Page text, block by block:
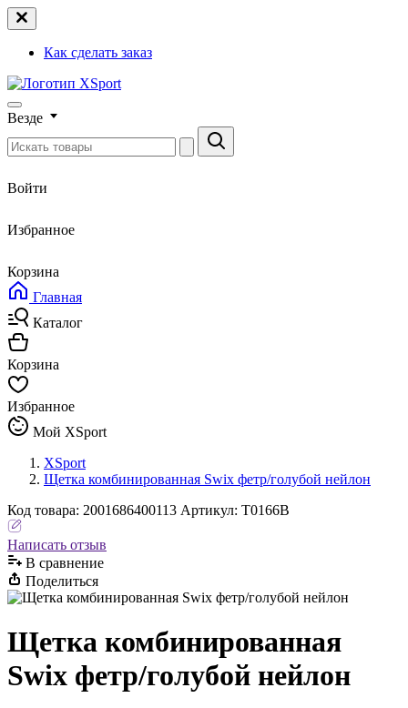
Как сделать заказ
Везде
Войти
Избранное
Корзина
Главная
Каталог
Корзина
Избранное
Мой XSport
XSport
Щетка комбинированная Swix фетр/голубой нейлон
Код товара: 2001686400113 Артикул: T0166B
Написать отзыв
В сравнениe
Поделиться
Щетка комбинированная
Swix фетр/голубой нейлон